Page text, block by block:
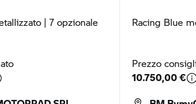
| 7 opzionale Racing Blue
Prezzo
10.750,00 €